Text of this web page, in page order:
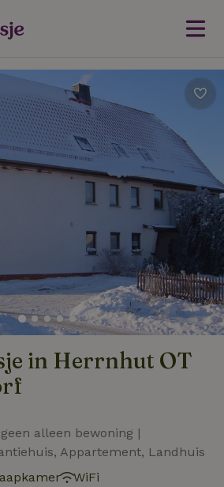
is eco-
in Herrnhut OT
alleen bewoning |
Appartement, Landhuis
WiFi